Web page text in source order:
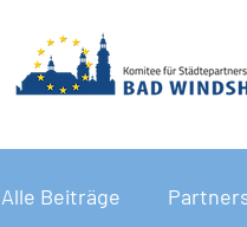
Alle Beiträge